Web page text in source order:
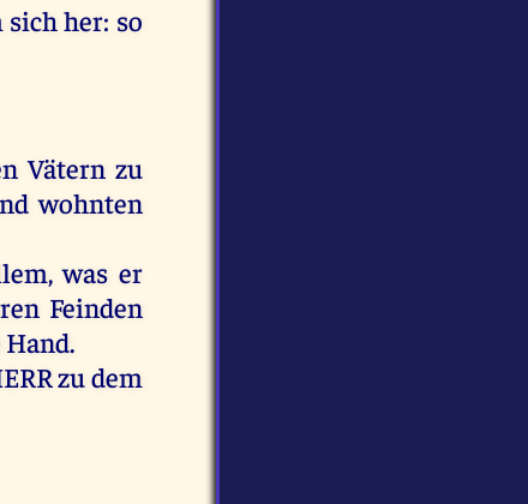
sich her: so
Vätern zu
wohnten
,was er
Feinden
Hand.
zu dem